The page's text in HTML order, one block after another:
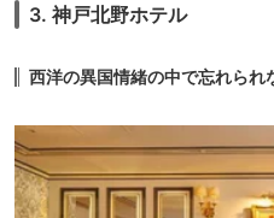
3. 神戸北野ホテル
西洋の異国情緒の中で忘れられ